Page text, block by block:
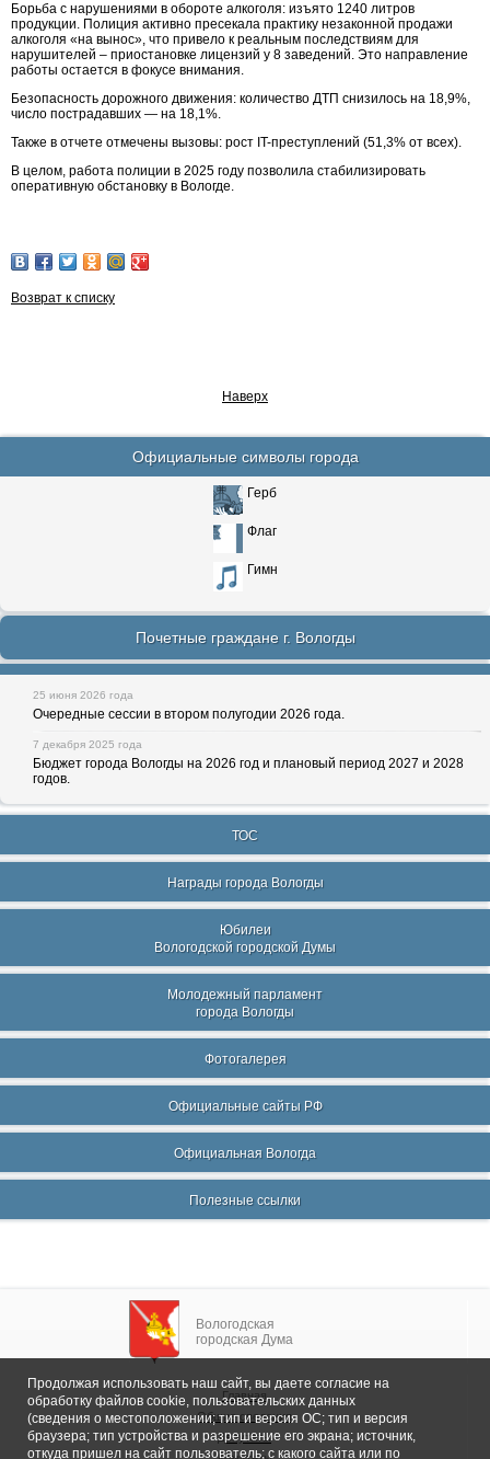
Борьба с нарушениями в обороте алкоголя: изъято 1240 литров
продукции. Полиция активно пресекала практику незаконной продажи
алкоголя «на вынос», что привело к реальным последствиям для
нарушителей – приостановке лицензий у 8 заведений. Это направление
работы остается в фокусе внимания.
Безопасность дорожного движения: количество ДТП снизилось на 18,9%,
число пострадавших — на 18,1%.
Также в отчете отмечены вызовы: рост IT-преступлений (51,3% от всех).
В целом, работа полиции в 2025 году позволила стабилизировать
оперативную обстановку в Вологде.
Возврат к списку
Наверх
Официальные символы города
Герб
Флаг
Гимн
Почетные граждане г. Вологды
25 июня 2026 года
Очередные сессии в втором полугодии 2026 года.
7 декабря 2025 года
Бюджет города Вологды на 2026 год и плановый период 2027 и 2028
годов.
ТОС
Награды города Вологды
Юбилеи
Вологодской городской Думы
Молодежный парламент
города Вологды
Фотогалерея
Официальные сайты РФ
Официальная Вологда
Полезные ссылки
Вологодская
городская Дума
Главная
Общие сведения
Депутаты
Продолжая использовать наш сайт, вы даете согласие на
обработку файлов cookie, пользовательских данных
(сведения о местоположении; тип и версия ОС; тип и версия
браузера; тип устройства и разрешение его экрана; источник,
откуда пришел на сайт пользователь; с какого сайта или по